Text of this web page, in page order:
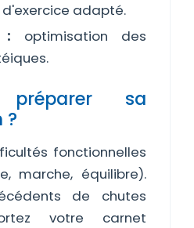
adapté.
: optimisation des
préparer sa
?
fonctionnelles
marche, équilibre).
de chutes
votre carnet